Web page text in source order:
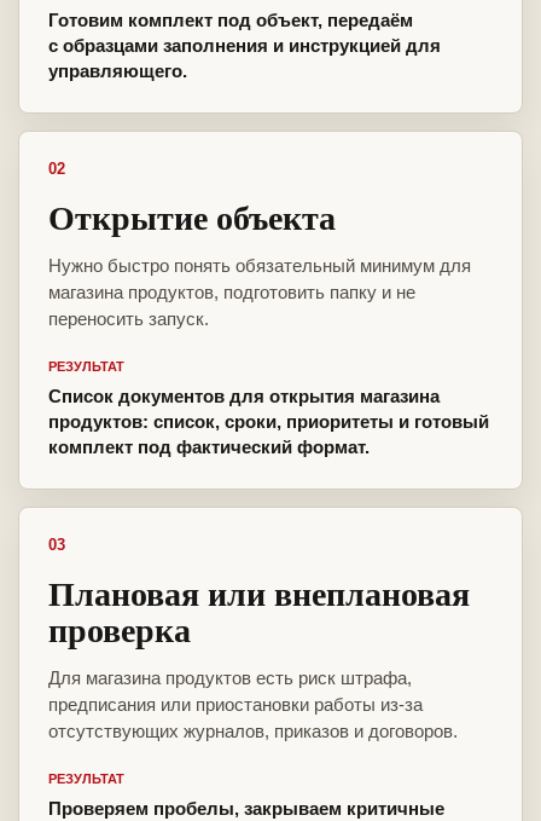
Готовим комплект под объект, передаём
с образцами заполнения и инструкцией для
управляющего.
02
Открытие объекта
Нужно быстро понять обязательный минимум для
магазина продуктов, подготовить папку и не
переносить запуск.
РЕЗУЛЬТАТ
Список документов для открытия магазина
продуктов: список, сроки, приоритеты и готовый
комплект под фактический формат.
03
Плановая или внеплановая
проверка
Для магазина продуктов есть риск штрафа,
предписания или приостановки работы из-за
отсутствующих журналов, приказов и договоров.
РЕЗУЛЬТАТ
Проверяем пробелы, закрываем критичные